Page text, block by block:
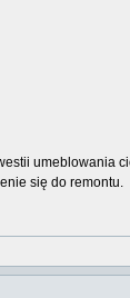
się do remontu.